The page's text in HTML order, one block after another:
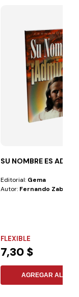
SU NOMBRE ES
Editorial: Gema
Autor: Fernando Zabala
FLEXIBLE
7,30 $
AGREGAR AL